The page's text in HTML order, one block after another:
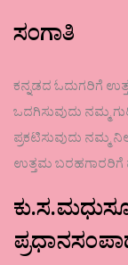
ಸಂಗಾತಿ
ಕನ್ನಡದ ಓದುಗರಿಗೆ
ಒದಗಿಸುವುದು ನಮ್ಮ
ಪ್ರಕಟಿಸುವುದು ನಮ್ಮ
ಉತ್ತಮ ಬರಹಗಾರರಿಗೆ